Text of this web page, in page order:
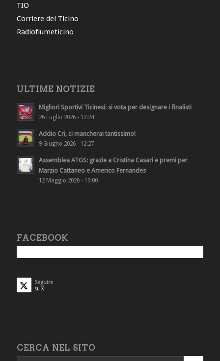
TIO
Corriere del Ticino
Radiofiumeticino
ULTIME NOTIZIE
Migliori Sportivi Ticinesi: si vota per designare i finalisti
26 Luglio 2026 - 12:24
Addio Cri, ci mancherai tantissimo!
9 Giugno 2026 - 12:27
Assemblea ATGS: grazie a Cristina Casari e premi per
Marzio Cattaneo e Americo Fernandes
12 Maggio 2026 - 19:00
FACEBOOK
Seguire
su X
CERCA NEL SITO